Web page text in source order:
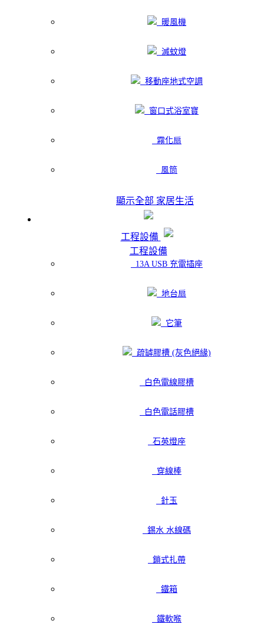
暖風機
滅蚊燈
移動座地式空調
窗口式浴室寶
霧化扇
風筒
顯示全部 家居生活
工程設備
工程設備
13A USB 充電插座
地台扇
它筆
疏罅膠槽 (灰色絕緣)
白色電線膠槽
白色電話膠槽
石英燈座
穿線棒
針玉
錫水 水線碼
鎖式扎帶
鐵箱
鐵軟喉